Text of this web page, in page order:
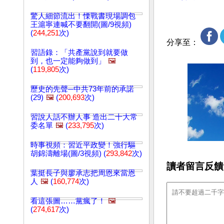
驚人細節流出！慄戰書現場調包
王滬寧連喊不要翻開(圖/9視頻)
(244,251次)
習語錄：「共產黨說到就要做
到，也一定能夠做到」
🖼️
(119,805次)
歷史的先聲─中共73年前的承諾
(29) 🖼️ (200,693次)
習說人話不辦人事 造出二十大常
委名單 🖼️ (233,795次)
時事視頻：習近平政變！強行驅
胡錦濤離場(圖/3視頻) (293,842次)
葉挺長子與廖承志把周恩來當恩
人 🖼️ (160,774次)
看這張圖……黨瘋了！ 🖼️
(274,617次)
分享至：
讀者留言反